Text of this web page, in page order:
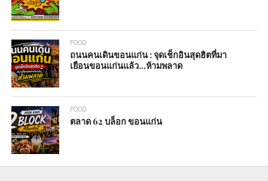
FOOD
ถนนคนเดินขอนแก่น : จุดเช็กอินสุดฮิตที่มา
เยือนขอนแก่นแล้ว…ห้ามพลาด
FOOD
ตลาด 62 บล็อก ขอนแก่น